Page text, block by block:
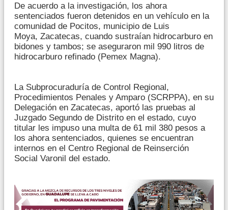
De acuerdo a la investigación, los ahora
sentenciados fueron detenidos en un vehículo en la
comunidad de Pocitos, municipio de Luis
Moya, Zacatecas, cuando sustraían hidrocarburo en
bidones y tambos; se aseguraron mil 990 litros de
hidrocarburo refinado (Pemex Magna).
La Subprocuraduría de Control Regional,
Procedimientos Penales y Amparo (SCRPPA), en su
Delegación en Zacatecas, aportó las pruebas al
Juzgado Segundo de Distrito en el estado, cuyo
titular les impuso una multa de 61 mil 380 pesos a
los ahora sentenciados, quienes se encuentran
internos en el Centro Regional de Reinserción
Social Varonil del estado.